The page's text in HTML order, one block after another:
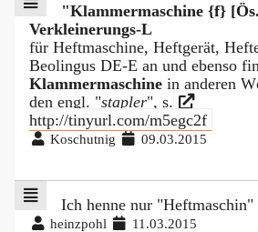
"Klammermaschine {f}
Verkleinerungs-L
für Heftmaschine, Heftgerät,
Beolingus DE-E an und ebenso
Klammermaschine in anderen
den engl. "stapler", s.
http://tinyurl.com/m5egc2f
Koschutnig 09.03.2015
Ich henne nur "Heftmaschin"
heinzpohl 11.03.2015